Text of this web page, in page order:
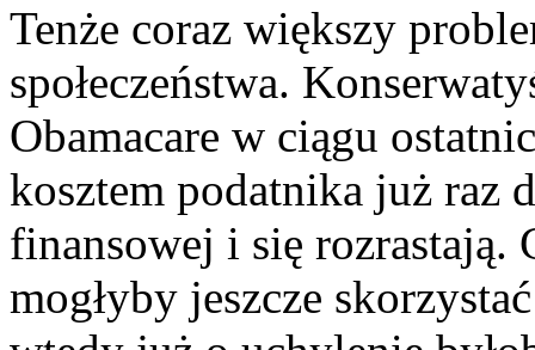
Tenże coraz większy
społeczeństwa.
Obamacare w ciągu
kosztem podatnika już raz
finansowej i się
mogłyby jeszcze